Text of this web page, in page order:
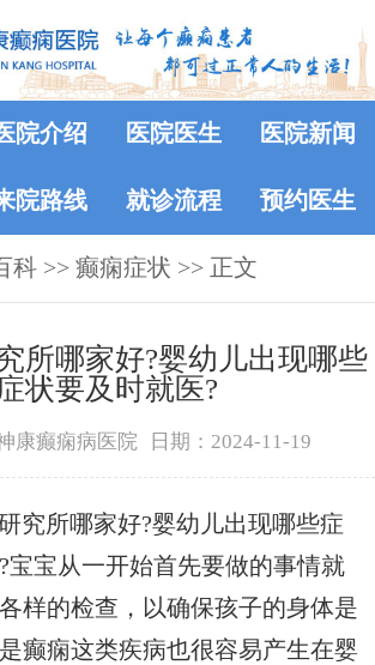
院介绍 医院医生 医院新闻
院路线 就诊流程 预约医生
科 >> 癫痫症状 >> 正文
所哪家好?婴幼儿出现哪些
状要及时就医?
康癫痫病医院 日期：2024-11-19
究所哪家好?婴幼儿出现哪些症
宝宝从一开始首先要做的事情就
样的检查，以确保孩子的身体是
癫痫这类疾病也很容易产生在婴